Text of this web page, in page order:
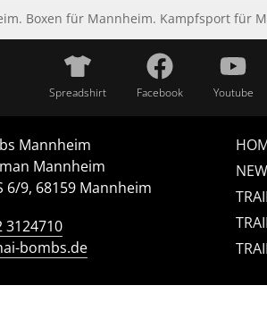
Boxen für Mannheim. Kampfsport für
Spreadshirt Facebook Youtube
Mannheim
Mannheim
6/9, 68159 Mannheim
3124710
bombs.de